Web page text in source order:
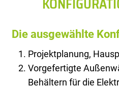
Die ausgewählte
Projektplanung,
Vorgefertigte
Behältern für die